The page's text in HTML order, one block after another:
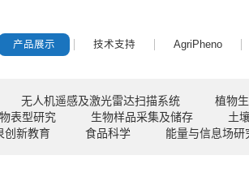
产品展示 技术支持 AgriPheno
无人机遥感及激光雷达扫描系统 植物
表型研究 生物样品采集及储存 土
创新教育
食品科学 能量与信息场研